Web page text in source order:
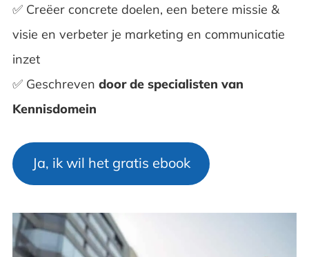
✅ Creëer concrete doelen, een betere missie &
visie en verbeter je marketing en communicatie
inzet
✅ Geschreven door de specialisten van
Kennisdomein
Ja, ik wil het gratis ebook